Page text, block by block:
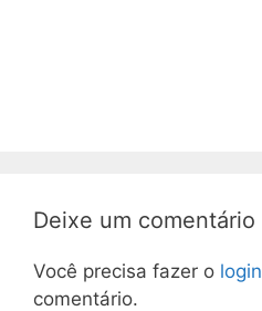
Deixe um comentário
Você precisa fazer o login
comentário.